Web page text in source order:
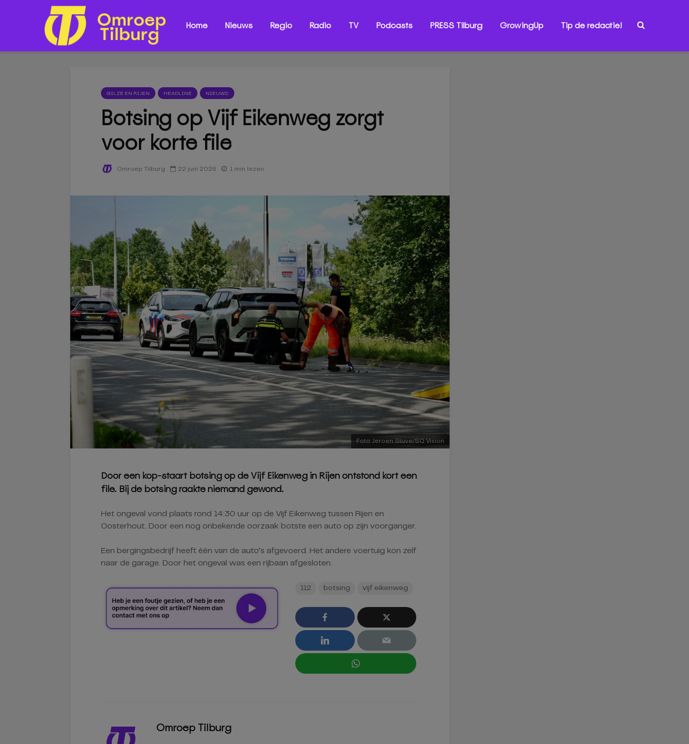
Home Nieuws Regio Radio TV Podcasts PRESS Tilburg GrowingUp Tip de redactie!
GILZE EN RIJEN HEADLINE NIEUWS
Botsing op Vijf Eikenweg zorgt
voor korte file
Omroep Tilburg 22 juni 2026 1 min. lezen
Foto: Jeroen Stuve/SQ Vision.
Door een kop-staart botsing op de Vijf Eikenweg in Rijen ontstond kort een
file. Bij de botsing raakte niemand gewond.
Het ongeval vond plaats rond 14:30 uur op de Vijf Eikenweg tussen Rijen en
Oosterhout. Door een nog onbekende oorzaak botste een auto op zijn voorganger.
Een bergingsbedrijf heeft één van de auto’s afgevoerd. Het andere voertuig kon zelf
naar de garage. Door het ongeval was een rijbaan afgesloten.
112 botsing vijf eikenweg
Omroep Tilburg